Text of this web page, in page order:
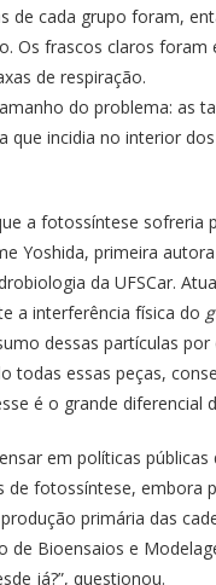
de cada grupo foram,
Os frascos claros
de respiração.
do problema: as
que incidia no interior
a fotossíntese sofreria
Yoshida, primeira
da UFSCar.
a interferência física do
dessas partículas
todas essas peças,
é o grande diferencial
em políticas
fotossíntese,
primária das
Bioensaios e
já?”, questionou.